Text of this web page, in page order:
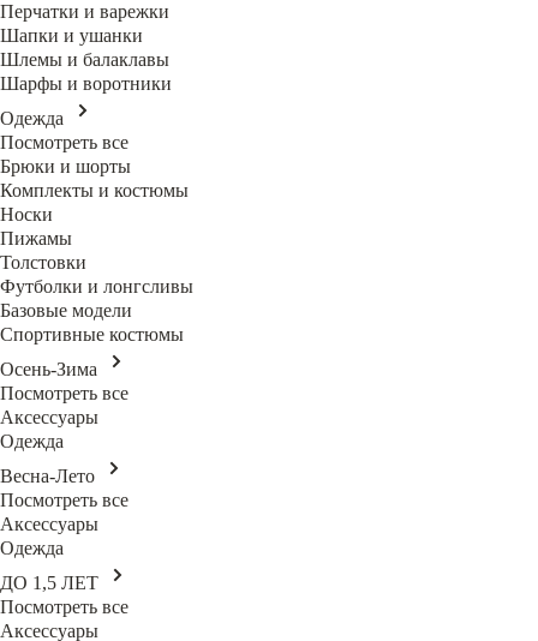
Перчатки и варежки
Шапки и ушанки
Шлемы и балаклавы
Шарфы и воротники
Одежда
Посмотреть все
Брюки и шорты
Комплекты и костюмы
Носки
Пижамы
Толстовки
Футболки и лонгсливы
Базовые модели
Спортивные костюмы
Осень-Зима
Посмотреть все
Аксессуары
Одежда
Весна-Лето
Посмотреть все
Аксессуары
Одежда
ДО 1,5 ЛЕТ
Посмотреть все
Аксессуары